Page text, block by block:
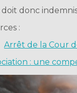
doit donc
:
Arrêt de la Cour
: une